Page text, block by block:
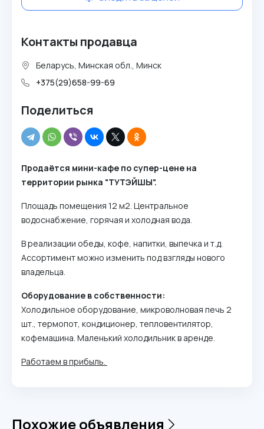
Контакты продавца
Беларусь, Минская обл., Минск
+375(29)658-99-69
Поделиться
Продаётся мини-кафе по супер-цене на
территории рынка "ТУТЭЙШЫ".
Площадь помещения 12 м2. Центральное
водоснабжение, горячая и холодная вода.
В реализации обеды, кофе, напитки, выпечка и т.д.
Ассортимент можно изменить под взгляды нового
владельца.
Оборудование в собственности:
Холодильное оборудование, микроволновая печь 2
шт., термопот, кондиционер, тепловентилятор,
кофемашина. Маленький холодильник в аренде.
Работаем в прибыль.
Похожие объявления